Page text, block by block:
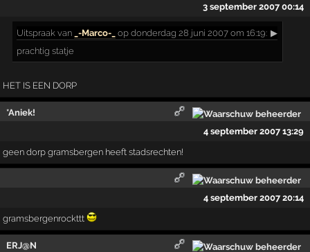
3 september 2007 00:14
Uitspraak van _-Marco-_ op donderdag 28 juni 2007 om 16:19: ▶
prachtig statje
HET IS EEN DORP
*Aniek!
4 september 2007 13:29
geen dorp gramsbergen heeft stadsrechten!
4 september 2007 20:14
gramsbergenrockttt
ERJ@N